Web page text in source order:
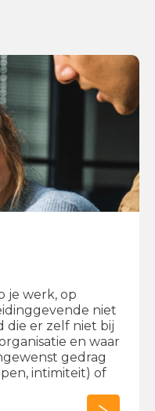
je werk, op
niet
die er zelf niet bij
en waar
gedrag
intimiteit) of